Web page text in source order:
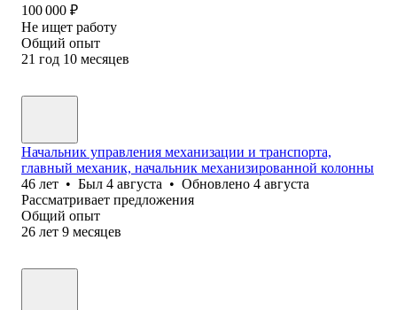
100 000 ₽
Не ищет работу
Общий опыт
21 год 10 месяцев
Начальник управления механизации и транспорта,
главный механик, начальник механизированной колонны
46 лет • Был 4 августа • Обновлено 4 августа
Рассматривает предложения
Общий опыт
26 лет 9 месяцев